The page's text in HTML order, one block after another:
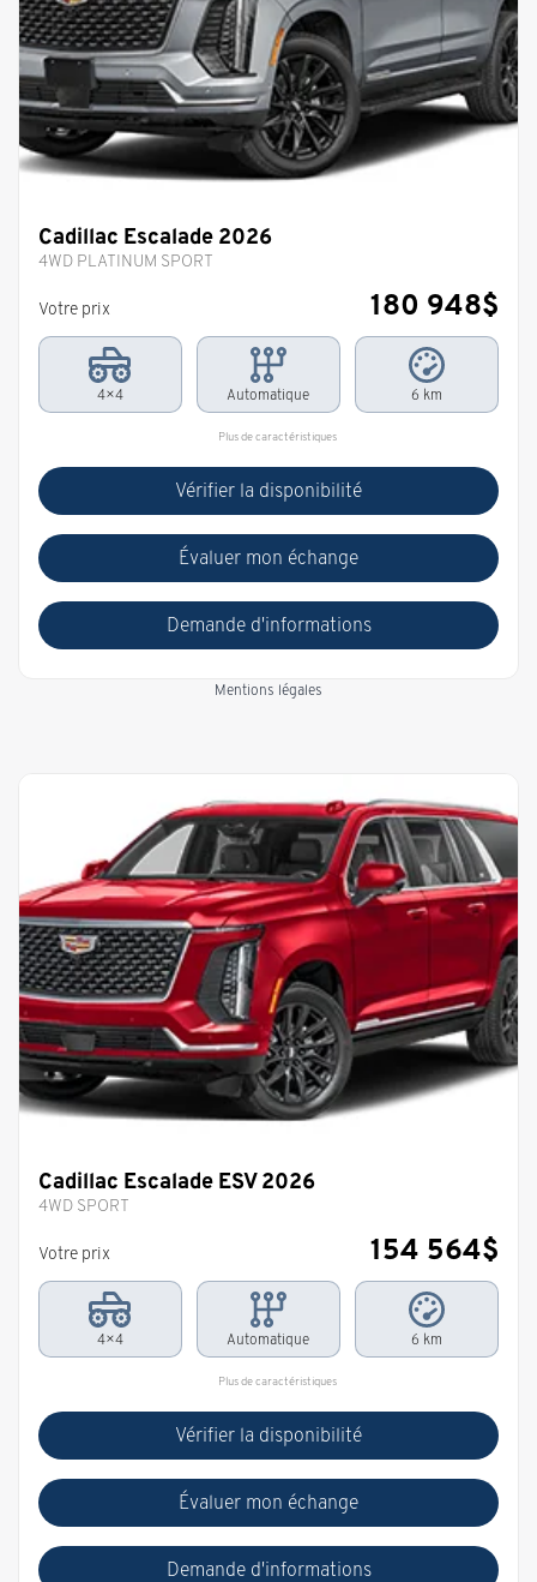
Cadillac Escalade 2026
4WD PLATINUM SPORT
Votre prix 180 948$
4×4 Automatique 6 km
Plus de caractéristiques
Vérifier la disponibilité
Évaluer mon échange
Demande d'informations
Mentions légales
Cadillac Escalade ESV 2026
4WD SPORT
Votre prix 154 564$
4×4 Automatique 6 km
Plus de caractéristiques
Vérifier la disponibilité
Évaluer mon échange
Demande d'informations